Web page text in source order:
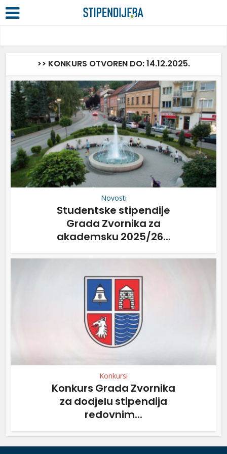
>> KONKURS OTVOREN DO: 14.12.2025.
Novosti
Studentske stipendije
Grada Zvornika za
akademsku 2025/26...
Konkursi
Konkurs Grada Zvornika
za dodjelu stipendija
redovnim...